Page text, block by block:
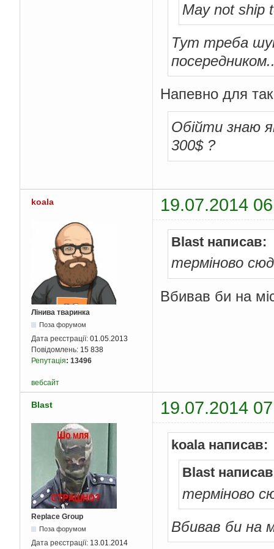
May not ship
Тут треба
Напевно для
Обійти знаю
300$ ?
koala 19.07.2014
Лінива тваринка
Поза форумом
Дата реєстрації: 01.05.2013
Повідомлень: 15 838
Репутація: 13496
Blast написав:
терміново
Вбивав би на
вебсайт
Blast 19.07.2014
Replace Group
Поза форумом
Дата реєстрації: 13.01.2014
koala написав:
Blast
терміново
Вбивав би на